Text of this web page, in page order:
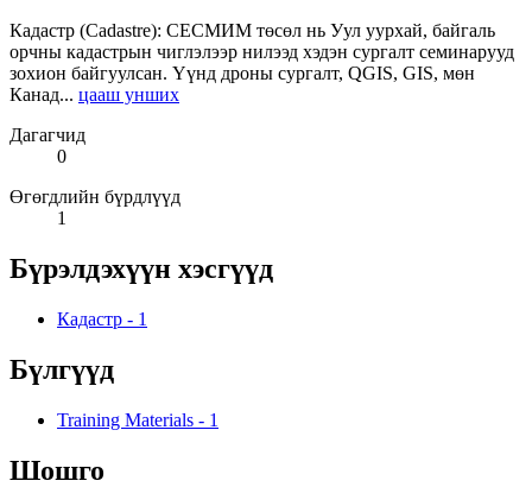
Кадастр (Cadastre): СЕСМИМ төсөл нь Уул уурхай, байгаль
орчны кадастрын чиглэлээр нилээд хэдэн сургалт семинарууд
зохион байгуулсан. Үүнд дроны сургалт, QGIS, GIS, мөн
Канад... цааш унших
Дагагчид
0
Өгөгдлийн бүрдлүүд
1
Бүрэлдэхүүн хэсгүүд
Кадастр - 1
Бүлгүүд
Training Materials - 1
Шошго